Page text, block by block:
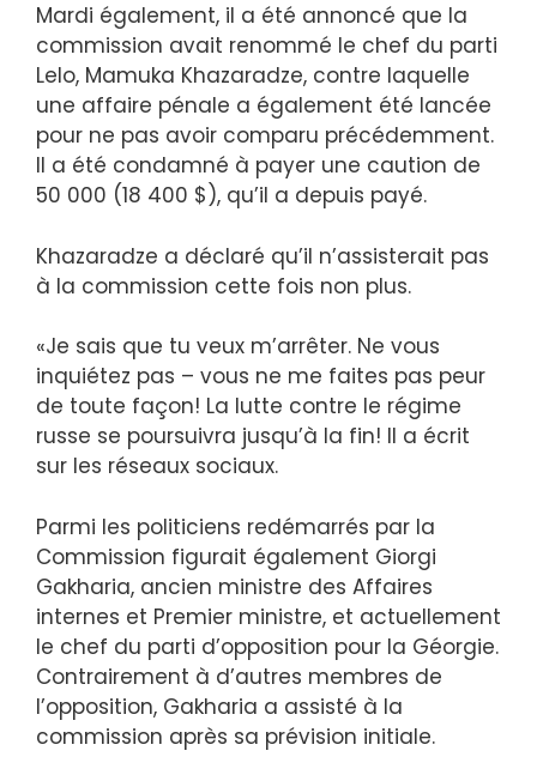
Mardi également, il a été annoncé que la
commission avait renommé le chef du parti
Lelo, Mamuka Khazaradze, contre laquelle
une affaire pénale a également été lancée
pour ne pas avoir comparu précédemment.
Il a été condamné à payer une caution de
50 000 (18 400 $), qu’il a depuis payé.
Khazaradze a déclaré qu’il n’assisterait pas
à la commission cette fois non plus.
«Je sais que tu veux m’arrêter. Ne vous
inquiétez pas – vous ne me faites pas peur
de toute façon! La lutte contre le régime
russe se poursuivra jusqu’à la fin! Il a écrit
sur les réseaux sociaux.
Parmi les politiciens redémarrés par la
Commission figurait également Giorgi
Gakharia, ancien ministre des Affaires
internes et Premier ministre, et actuellement
le chef du parti d’opposition pour la Géorgie.
Contrairement à d’autres membres de
l’opposition, Gakharia a assisté à la
commission après sa prévision initiale.